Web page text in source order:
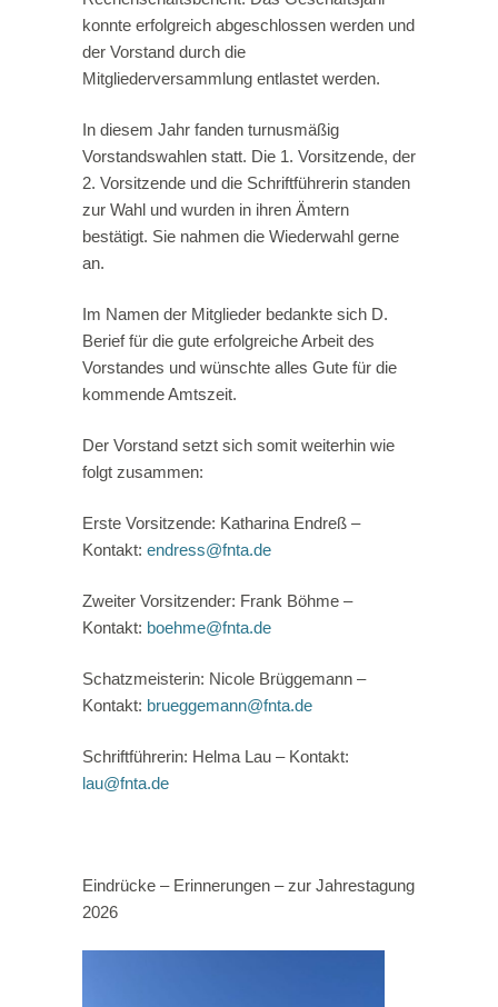
konnte erfolgreich abgeschlossen werden und
der Vorstand durch die
Mitgliederversammlung entlastet werden.
In diesem Jahr fanden turnusmäßig
Vorstandswahlen statt. Die 1. Vorsitzende, der
2. Vorsitzende und die Schriftführerin standen
zur Wahl und wurden in ihren Ämtern
bestätigt. Sie nahmen die Wiederwahl gerne
an.
Im Namen der Mitglieder bedankte sich D.
Berief für die gute erfolgreiche Arbeit des
Vorstandes und wünschte alles Gute für die
kommende Amtszeit.
Der Vorstand setzt sich somit weiterhin wie
folgt zusammen:
Erste Vorsitzende: Katharina Endreß –
Kontakt: endress@fnta.de
Zweiter Vorsitzender: Frank Böhme –
Kontakt: boehme@fnta.de
Schatzmeisterin: Nicole Brüggemann –
Kontakt: brueggemann@fnta.de
Schriftführerin: Helma Lau – Kontakt:
lau@fnta.de
Eindrücke – Erinnerungen – zur Jahrestagung
2026